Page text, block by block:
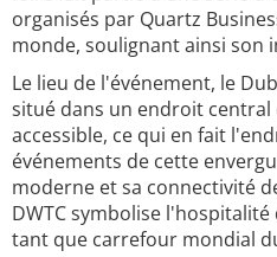
organisés par Quartz
monde, soulignant ainsi son
Le lieu de l'événement, le
situé dans un endroit central
accessible, ce qui en fait
événements de cette
moderne et sa connectivité
DWTC symbolise
tant que carrefour mondial